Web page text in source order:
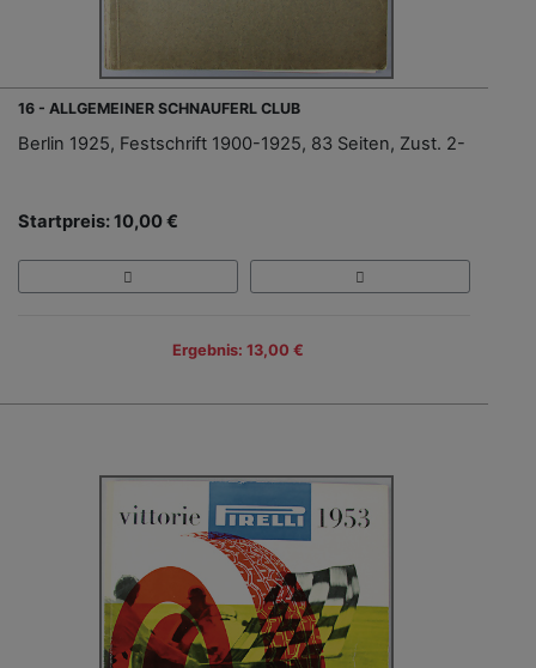
16 - ALLGEMEINER SCHNAUFERL CLUB
Berlin 1925, Festschrift 1900-1925, 83 Seiten, Zust. 2-
Startpreis: 10,00 €
Ergebnis: 13,00 €